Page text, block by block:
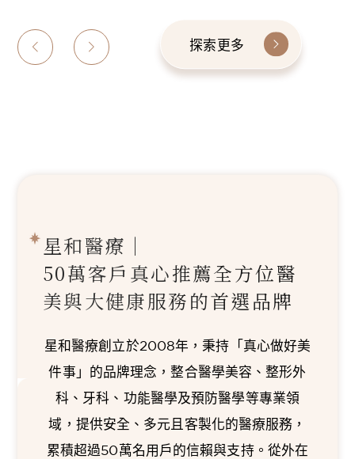
探索更多
星和醫療｜
50萬客戶真心推薦全方位醫
美與大健康服務的首選品牌
星和醫療創立於2008年，秉持「真心做好美
件事」的品牌理念，整合醫學美容、整形外
科、牙科、功能醫學及預防醫學等專業領
域，提供安全、多元且客製化的醫療服務，
累積超過50萬名用戶的信賴與支持。從外在